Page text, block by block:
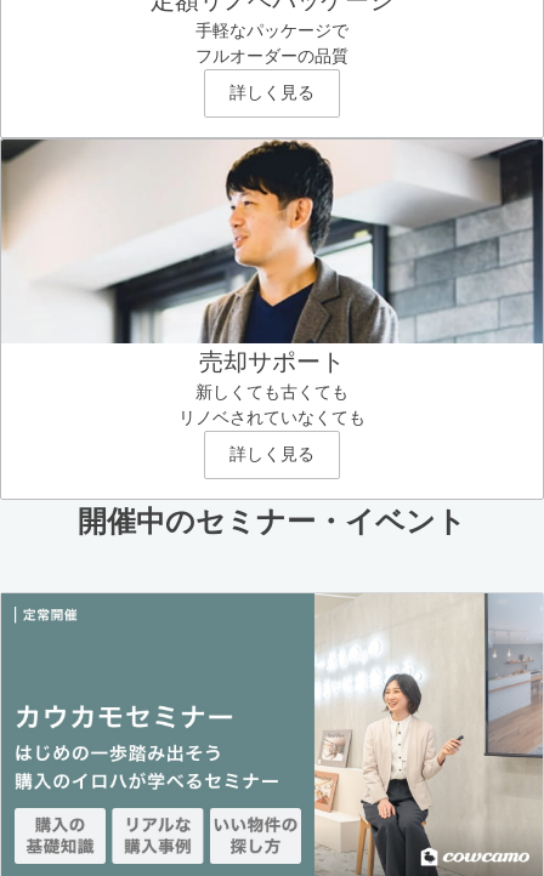
手軽なパッケージで
フルオーダーの品質
詳しく見る
売却サポート
新しくても古くても
リノベされていなくても
詳しく見る
開催中のセミナー・イベント